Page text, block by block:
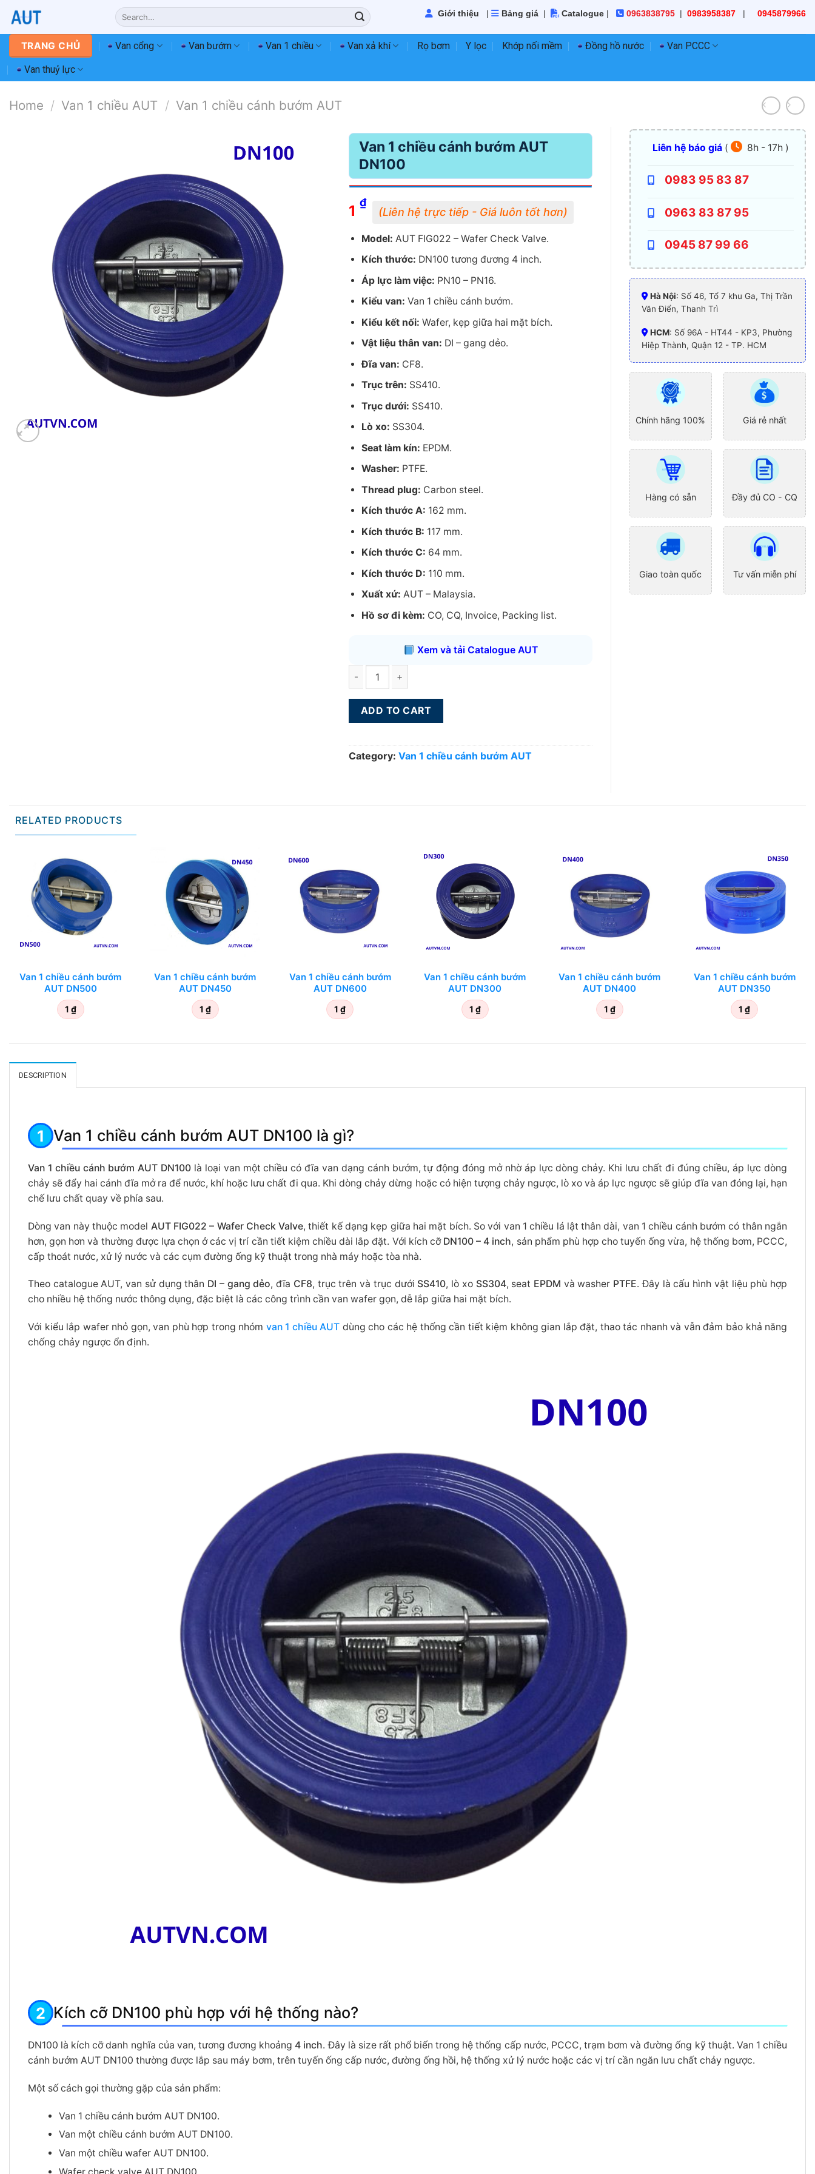
đến
nội
dung
Search
for:
Giới thiệu | Bảng giá | Catalogue | 0963838795 | 0983958387 | 0945879966
TRANG CHỦ Van cổng Van bướm Van 1 chiều Van xả khí Rọ bơm Y lọc Khớp nối mềm Đồng hồ nước Van PCCC
Van thuỷ lực
Home / Van 1 chiều AUT / Van 1 chiều cánh bướm AUT
Van 1 chiều cánh bướm AUT
DN100
1 ₫
Model: AUT FIG022 – Wafer Check Valve.
Kích thước: DN100 tương đương 4 inch.
Áp lực làm việc: PN10 – PN16.
Kiểu van: Van 1 chiều cánh bướm.
Kiểu kết nối: Wafer, kẹp giữa hai mặt bích.
Vật liệu thân van: DI – gang dẻo.
Đĩa van: CF8.
Trục trên: SS410.
Trục dưới: SS410.
Lò xo: SS304.
Seat làm kín: EPDM.
Washer: PTFE.
Thread plug: Carbon steel.
Kích thước A: 162 mm.
Kích thước B: 117 mm.
Kích thước C: 64 mm.
Kích thước D: 110 mm.
Xuất xứ: AUT – Malaysia.
Hồ sơ đi kèm: CO, CQ, Invoice, Packing list.
Xem và tải Catalogue AUT
ADD TO CART
Category: Van 1 chiều cánh bướm AUT
Liên hệ báo giá ( 8h - 17h )
0983 95 83 87
0963 83 87 95
0945 87 99 66
Hà Nội: Số 46, Tổ 7 khu Ga, Thị Trần
Văn Điển, Thanh Trì
HCM: Số 96A - HT44 - KP3, Phường
Hiệp Thành, Quận 12 - TP. HCM
Chính hãng 100% Giá rẻ nhất
Hàng có sẵn Đầy đủ CO - CQ
Giao toàn quốc Tư vấn miễn phí
RELATED PRODUCTS
Van 1 chiều cánh bướm
AUT DN500
1 ₫
Van 1 chiều cánh bướm
AUT DN450
1 ₫
Van 1 chiều cánh bướm
AUT DN600
1₫
Van 1 chiều cánh bướm
AUT DN300
1 ₫
Van 1 chiều cánh bướm
AUT DN400
1 ₫
Van 1 chiều cánh bướm
AUT DN350
1₫
DESCRIPTION
Van 1 chiều cánh bướm AUT DN100 là gì?
Van 1 chiều cánh bướm AUT DN100 là loại van một chiều có đĩa van dạng cánh bướm, tự động đóng mở nhờ áp lực dòng chảy. Khi lưu chất đi đúng chiều, áp lực dòng
chảy sẽ đẩy hai cánh đĩa mở ra để nước, khí hoặc lưu chất đi qua. Khi dòng chảy dừng hoặc có hiện tượng chảy ngược, lò xo và áp lực ngược sẽ giúp đĩa van đóng lại, hạn
chế lưu chất quay về phía sau.
Dòng van này thuộc model AUT FIG022 – Wafer Check Valve, thiết kế dạng kẹp giữa hai mặt bích. So với van 1 chiều lá lật thân dài, van 1 chiều cánh bướm có thân ngắn
hơn, gọn hơn và thường được lựa chọn ở các vị trí cần tiết kiệm chiều dài lắp đặt. Với kích cỡ DN100 – 4 inch, sản phẩm phù hợp cho tuyến ống vừa, hệ thống bơm, PCCC,
cấp thoát nước, xử lý nước và các cụm đường ống kỹ thuật trong nhà máy hoặc tòa nhà.
Theo catalogue AUT, van sử dụng thân DI – gang dẻo, đĩa CF8, trục trên và trục dưới SS410, lò xo SS304, seat EPDM và washer PTFE. Đây là cấu hình vật liệu phù hợp
cho nhiều hệ thống nước thông dụng, đặc biệt là các công trình cần van wafer gọn, dễ lắp giữa hai mặt bích.
Với kiểu lắp wafer nhỏ gọn, van phù hợp trong nhóm van 1 chiều AUT dùng cho các hệ thống cần tiết kiệm không gian lắp đặt, thao tác nhanh và vẫn đảm bảo khả năng
chống chảy ngược ổn định.
Kích cỡ DN100 phù hợp với hệ thống nào?
DN100 là kích cỡ danh nghĩa của van, tương đương khoảng 4 inch. Đây là size rất phổ biến trong hệ thống cấp nước, PCCC, trạm bơm và đường ống kỹ thuật. Van 1 chiều
cánh bướm AUT DN100 thường được lắp sau máy bơm, trên tuyến ống cấp nước, đường ống hồi, hệ thống xử lý nước hoặc các vị trí cần ngăn lưu chất chảy ngược.
Một số cách gọi thường gặp của sản phẩm:
Van 1 chiều cánh bướm AUT DN100.
Van một chiều cánh bướm AUT DN100.
Van một chiều wafer AUT DN100.